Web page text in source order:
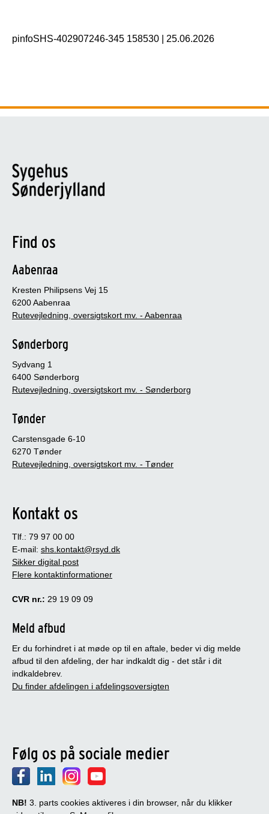
pinfoSHS-402907246-345 158530 25.06.2026
Find os
Aabenraa
Kresten Philipsens Vej 15
6200 Aabenraa
Rutevejledning, oversigtskort mv. - Aabenraa
Sønderborg
Sydvang 1
6400 Sønderborg
Rutevejledning, oversigtskort mv. - Sønderborg
Tønder
Carstensgade 6-10
6270 Tønder
Rutevejledning, oversigtskort mv. - Tønder
Kontakt os
Tlf.: 79 97 00 00
E-mail: shs.kontakt@rsyd.dk
Sikker digital post
Flere kontaktinformationer
CVR nr.: 29 19 09 09
Meld afbud
Er du forhindret i at møde op til en aftale, beder vi dig melde
afbud til den afdeling, der har indkaldt dig - det står i dit
indkaldebrev.
Du finder afdelingen i afdelingsoversigten
Følg os på sociale medier
NB! 3. parts cookies aktiveres i din browser, når du klikker